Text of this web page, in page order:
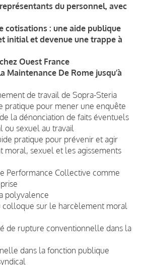
du personnel, avec
cotisations : une aide publique
initial et devenue une trappe à
Ouest France
Maintenance De Rome jusqu’à
de travail de Sopra-Steria
pratique pour mener une enquête
la dénonciation de faits éventuels
ou sexuel au travail
pratique pour prévenir et agir
sexuel et les agissements
Performance Collective comme
polyvalence
colloque sur le harcèlement moral
de rupture conventionnelle dans la
dans la fonction publique